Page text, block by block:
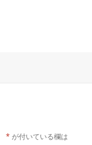
* が付いている欄は